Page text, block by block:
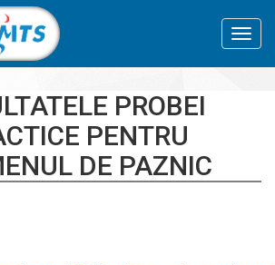
PROBEI
PENTRU
DE PAZNIC